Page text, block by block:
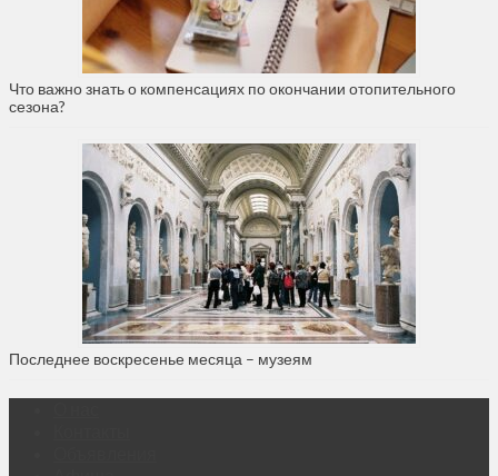
Что важно знать о компенсациях по окончании отопительного
сезона?
Последнее воскресенье месяца – музеям